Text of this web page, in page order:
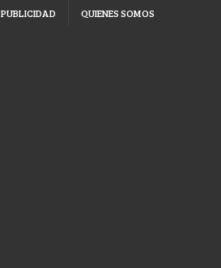
PUBLICIDAD QUIENES SOMOS